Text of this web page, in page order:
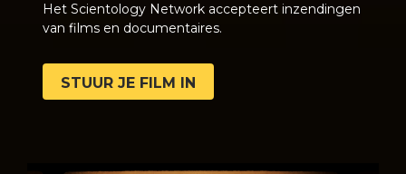
Het Scientology Network accepteert inzendingen
van films en documentaires.
STUUR JE FILM IN